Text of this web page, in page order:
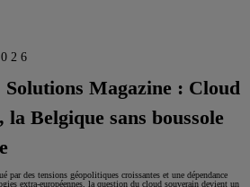
Solutions Magazine : Cloud
la Belgique sans boussole
par des tensions géopolitiques croissantes et une dépendance
extra-européennes, la question du cloud souverain devient un